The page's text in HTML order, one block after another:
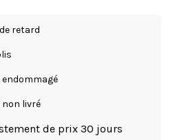
retard
endommagé
non livré
de prix 30 jours